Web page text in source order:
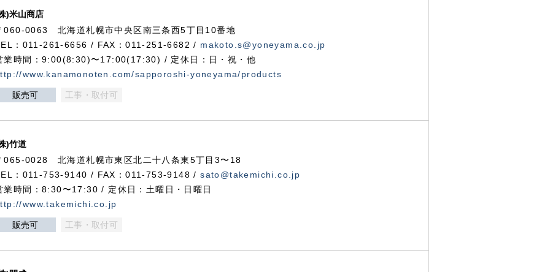
)米山商店
060-0063 北海道札幌市中央区南三条西5丁目10番地
：011-261-6656 / FAX：011-251-6682 / makoto.s@yoneyama.co.jp
業時間：9:00(8:30)〜17:00(17:30) / 定休日：日・祝・他
www.kanamonoten.com/sapporoshi-yoneyama/products
販売可 工事・取付可
)竹道
065-0028 北海道札幌市東区北二十八条東5丁目3〜18
：011-753-9140 / FAX：011-753-9148 /sato@takemichi.co.jp
業時間：8:30〜17:30 / 定休日：土曜日・日曜日
www.takemichi.co.jp
販売可 工事・取付可